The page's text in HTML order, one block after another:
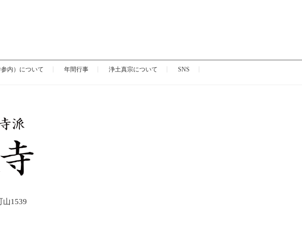
内）について 年間行事 浄土真宗について
SNS
山1539